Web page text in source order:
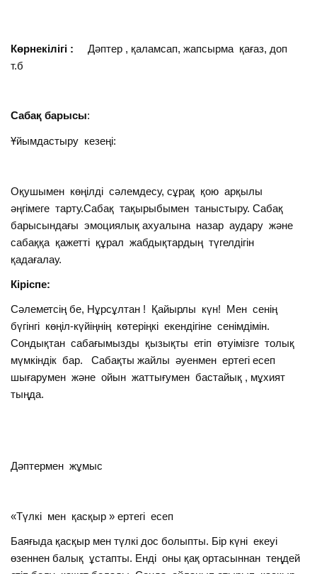
Көрнекілігі : Дәптер , қаламсап, жапсырма қағаз, доп
т.б
Сабақ барысы:
Ұйымдастыру кезеңі:
Оқушымен көңілді сәлемдесу, сұрақ қою арқылы
әңгімеге тарту.Сабақ тақырыбымен таныстыру. Сабақ
барысындағы эмоциялық ахуалына назар аудару және
сабаққа қажетті құрал жабдықтардың түгелдігін
қадағалау.
Кіріспе:
Сәлеметсің бе, Нұрсұлтан ! Қайырлы күн! Мен сенің
бүгінгі көңіл-күйіңнің көтеріңкі екендігіне сенімдімін.
Сондықтан сабағымызды қызықты етіп өтуімізге толық
мүмкіндік бар.
Сабақты жайлы әуенмен ертегі есеп
шығарумен және ойын жаттығумен бастайық , мұхият
тыңда.
Дәптермен жұмыс
«Түлкі мен қасқыр » ертегі есеп
Баяғыда қасқыр мен түлкі дос болыпты. Бір күні екеуі
өзеннен балық ұстапты. Енді оны қақ ортасыннан теңдей